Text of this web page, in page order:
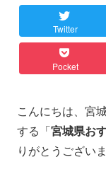
Twitter
Pocket
こんにちは、宮
する「宮城県お
りがとうござい